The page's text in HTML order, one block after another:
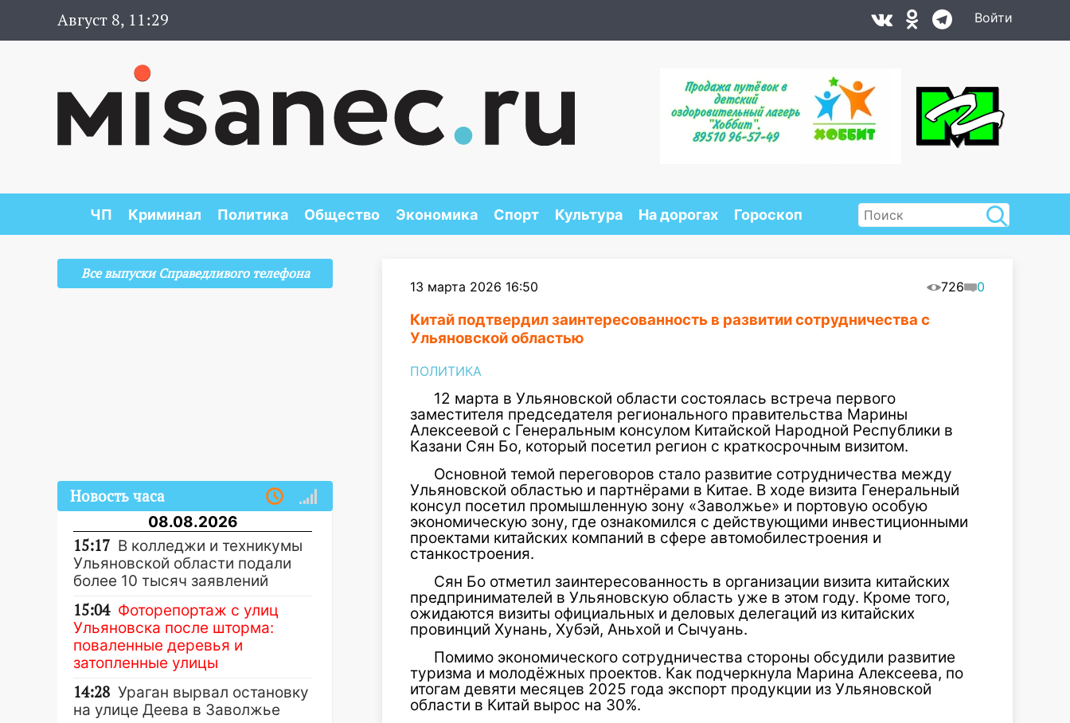
Август 8, 11:29 Войти
ЧП Криминал Политика Общество Экономика Спорт Культура На дорогах Гороскоп
13 марта 2026 16:50 726 0
Китай подтвердил заинтересованность в развитии сотрудничества с
Ульяновской областью
ПОЛИТИКА
12 марта в Ульяновской области состоялась встреча первого
заместителя председателя регионального правительства Марины
Алексеевой с Генеральным консулом Китайской Народной Республики в
Казани Сян Бо, который посетил регион с краткосрочным визитом.
Основной темой переговоров стало развитие сотрудничества между
Ульяновской областью и партнёрами в Китае. В ходе визита Генеральный
консул посетил промышленную зону «Заволжье» и портовую особую
экономическую зону, где ознакомился с действующими инвестиционными
проектами китайских компаний в сфере автомобилестроения и
станкостроения.
Сян Бо отметил заинтересованность в организации визита китайских
предпринимателей в Ульяновскую область уже в этом году. Кроме того,
ожидаются визиты официальных и деловых делегаций из китайских
провинций Хунань, Хубэй, Аньхой и Сычуань.
Помимо экономического сотрудничества стороны обсудили развитие
туризма и молодёжных проектов. Как подчеркнула Марина Алексеева, по
итогам девяти месяцев 2025 года экспорт продукции из Ульяновской
области в Китай вырос на 30%.
Все выпуски Справедливого телефона
Новость часа
08.08.2026
15:17 В колледжи и техникумы
Ульяновской области подали
более 10 тысяч заявлений
15:04 Фоторепортаж с улиц
Ульяновска после шторма:
поваленные деревья и
затопленные улицы
14:28 Ураган вырвал остановку
на улице Деева в Заволжье